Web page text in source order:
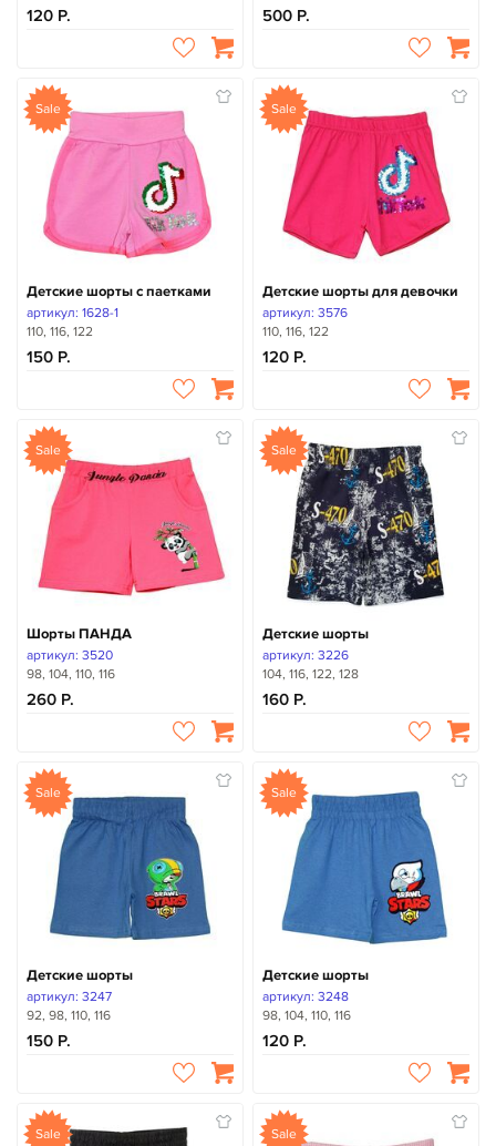
120 500
Sale
Детские шорты с паетками
артикул: 1628-1
110, 116, 122
150
Sale
Детские шорты для девочки
артикул: 3576
110, 116, 122
120
Sale
Шорты ПАНДА
артикул: 3520
98, 104, 110, 116
260
Sale
Детские шорты
артикул: 3226
104, 116, 122, 128
160
Sale
Детские шорты
артикул: 3247
92, 98, 110, 116
150
Sale
Детские шорты
артикул: 3248
98, 104, 110, 116
120
Sale Sale